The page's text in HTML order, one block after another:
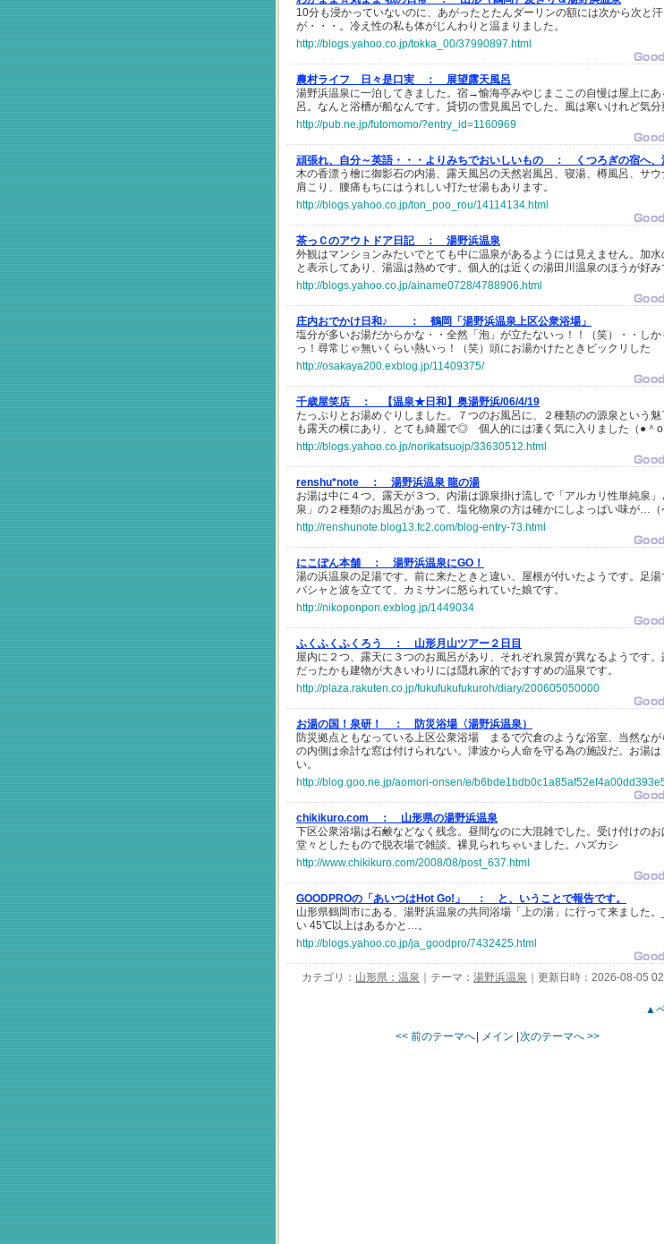
10分も浸かっていないのに、あがったとたんダーリンの額には次から次と汗
が・・・。冷え性の私も体がじんわりと温まりました。
http://blogs.yahoo.co.jp/tokka_00/37990897.html
農村ライフ 日々是口実 ：
展望露天風呂
湯野浜温泉に一泊してきました。宿→愉海亭みやじまここの自慢は屋上にあ
呂。なんと浴槽が船なんです。貸切の雪見風呂でした。風は寒いけれど気分
http://pub.ne.jp/futomomo/?entry_id=1160969
頑張れ、自分～英語・・・よりみちでおいしいもの ：
くつろぎの宿へ
木の香漂う檜に御影石の内湯、露天風呂の天然岩風呂、寝湯、樽風呂、サウ
肩こり、腰痛もちにはうれしい打たせ湯もあります。
http://blogs.yahoo.co.jp/ton_poo_rou/14114134.html
茶っＣのアウトドア日記 ：
湯野浜温泉
外観はマンションみたいでとても中に温泉があるようには見えません。加水
と表示してあり、湯温は熱めです。個人的は近くの湯田川温泉のほうが好み
http://blogs.yahoo.co.jp/ainame0728/4788906.html
庄内おでかけ日和♪ ：
鶴岡「湯野浜温泉上区公衆浴場」
塩分が多いお湯だからかな・・全然「泡」が立たないっ！！（笑）・・し
っ！尋常じゃ無いくらい熱いっ！（笑）頭にお湯かけたときビックリした
http://osakaya200.exblog.jp/11409375/
千歳屋笑店 ：
【温泉★日和】奥湯野浜/06/4/19
たっぷりとお湯めぐりしました。７つのお風呂に、２種類のの源泉という魅
も露天の横にあり、とても綺麗で◎ 個人的には凄く気に入りました（●＾o
http://blogs.yahoo.co.jp/norikatsuojp/33630512.html
renshu*note ：
湯野浜温泉 龍の湯
お湯は中に４つ、露天が３つ。内湯は源泉掛け流しで「アルカリ性単純泉」
泉」の２種類のお風呂があって、塩化物泉の方は確かにしよっぱい味が…（
http://renshunote.blog13.fc2.com/blog-entry-73.html
にこぽん本舗 ：
湯野浜温泉にGO！
湯の浜温泉の足湯です。前に来たときと違い、屋根が付いたようです。足湯
バシャと波を立てて、カミサンに怒られていた娘です。
http://nikoponpon.exblog.jp/1449034
ふくふくふくろう ：
山形月山ツアー２日目
屋内に２つ、露天に３つのお風呂があり、それぞれ泉質が異なるようです
だったかも建物が大きいわりには隠れ家的でおすすめの温泉です。
http://plaza.rakuten.co.jp/fukufukufukuroh/diary/200605050000
お湯の国！泉研！ ：
防災浴場〈湯野浜温泉）
防災拠点ともなっている上区公衆浴場 まるで穴倉のような浴室、当然なが
の内側は余計な窓は付けられない。津波から人命を守る為の施設だ。お湯
い。
http://blog.goo.ne.jp/aomori-onsen/e/
chikikuro.com ：
山形県の湯野浜温泉
下区公衆浴場は石鹸などなく残念。昼間なのに大混雑でした。受け付けのお
堂々としたもので脱衣場で雑談。裸見られちゃいました。ハズカシ
http://www.chikikuro.com/2008/08/post_637.html
GOODPROの「あいつはHot Go!」 ：
と、いうことで報告です。
山形県鶴岡市にある、湯野浜温泉の共同浴場「上の湯」に行って来ました
い 45℃以上はあるかと…。
http://blogs.yahoo.co.jp/ja_goodpro/7432425.html
カテゴリ： 山形県：温泉 ｜テーマ： 湯野浜温泉 ｜更新日時：2026-08-05
▲
<< 前のテーマへ メイン 次のテーマへ >>